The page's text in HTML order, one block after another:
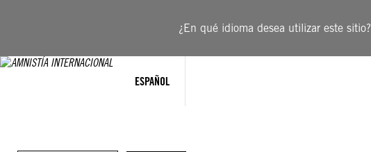
¿En qué idioma desea utilizar este sitio?
ESPAÑOL